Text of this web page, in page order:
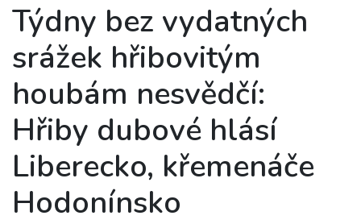
Týdny bez vydatných
srážek hřibovitým
houbám nesvědčí:
Hřiby dubové hlásí
Liberecko, křemenáče
Hodonínsko